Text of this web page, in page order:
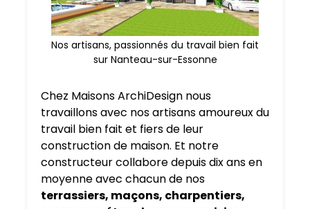
Nos artisans, passionnés du travail bien fait
sur Nanteau-sur-Essonne
Chez Maisons ArchiDesign nous
travaillons avec nos artisans amoureux du
travail bien fait et fiers de leur
construction de maison. Et notre
constructeur collabore depuis dix ans en
moyenne avec chacun de nos
terrassiers, maçons, charpentiers,